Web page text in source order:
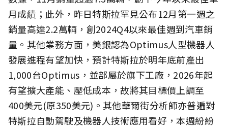
月成績；此外，昨日特斯拉罕見公布12月第一週之
銷量高達2.2萬輛，創2024Q4以來最佳週到汽車銷
量。其他業務方面，美銀認為Optimus人型機器人
發展進程有望加快，預計特斯拉於明年底前產出
1,000台Optimus，並部屬於旗下工廠，2026年起
有望擴大產能、壓低成本，故將其目標價上調至
400美元(原350美元)。其他華爾街分析師亦普遍對
特斯拉自動駕駛及機器人技術應用看好，本週紛紛